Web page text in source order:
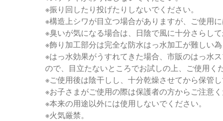
※振り回したり投げたりしないでください。
※構造上シワが目立つ場合がありますが、ご使用に
※臭いが気になる場合は、日陰で風に十分さらして
※飾り加工部分は完全な防水はっ水加工が難しい
※はっ水効果がうすれてきた場合、市販のはっ水
ので、目立たないところでお試しの上、ご使用く
※ご使用後は陰干しし、十分乾燥させてから保管し
※お子さまがご使用の際は保護者の方からご注意く
※本来の用途以外には使用しないでください。
※火気厳禁。